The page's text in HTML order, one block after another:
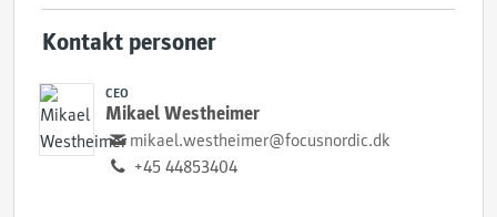
Kontakt personer
CEO
Mikael Westheimer
mikael.westheimer@focusnordic.dk
+45 44853404